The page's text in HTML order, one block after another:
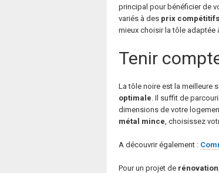
principal pour bénéficier de
variés à des prix compétitifs
mieux choisir la tôle adaptée
Tenir
La tôle noire est la meilleure
optimale. Il suffit de
dimensions de votre
métal mince, choisissez
A découvrir également :
Pour un projet de rénovation